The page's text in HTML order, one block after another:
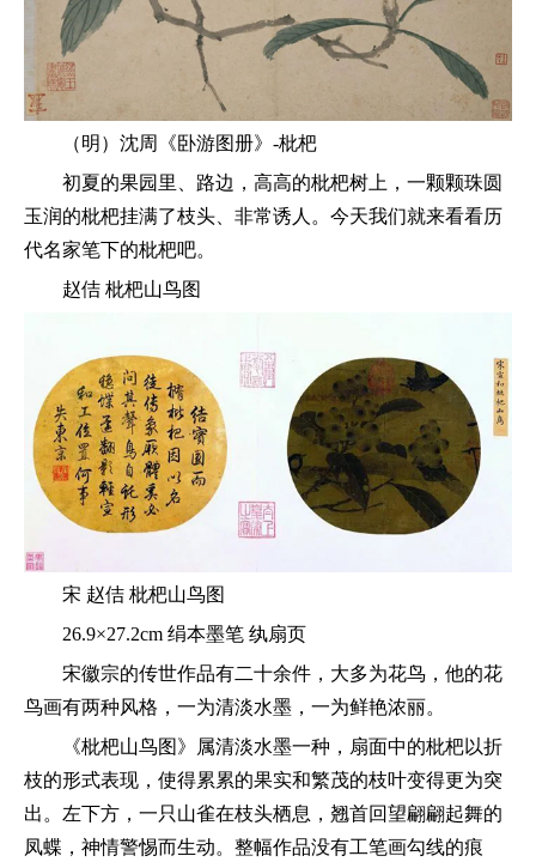
（明）沈周《卧游图册》-枇杷
初夏的果园里、路边，高高的枇杷树上，一颗颗珠圆
玉润的枇杷挂满了枝头、非常诱人。今天我们就来看看历
代名家笔下的枇杷吧。
赵佶 枇杷山鸟图
宋 赵佶 枇杷山鸟图
26.9×27.2cm 绢本墨笔 纨扇页
宋徽宗的传世作品有二十余件，大多为花鸟，他的花
鸟画有两种风格，一为清淡水墨，一为鲜艳浓丽。
《枇杷山鸟图》属清淡水墨一种，扇面中的枇杷以折
枝的形式表现，使得累累的果实和繁茂的枝叶变得更为突
出。左下方，一只山雀在枝头栖息，翘首回望翩翩起舞的
凤蝶，神情警惕而生动。整幅作品没有工笔画勾线的痕